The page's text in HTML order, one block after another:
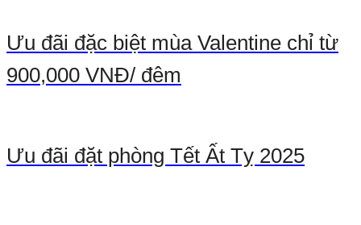
Ưu đãi đặc biệt mùa Valentine chỉ từ
900,000 VNĐ/ đêm
Ưu đãi đặt phòng Tết Ất Tỵ 2025